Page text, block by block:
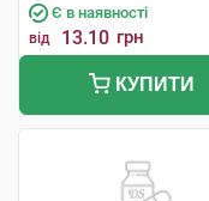
Є в наявності
від 13.10 грн
КУПИТИ